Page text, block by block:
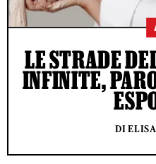
LE STRADE
INFINITE,
DI